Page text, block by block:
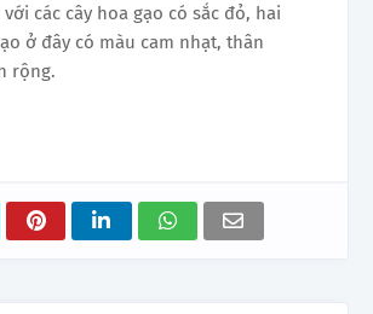
các cây hoa gạo có sắc đỏ, hai
ở đây có màu cam nhạt, thân
rộng.